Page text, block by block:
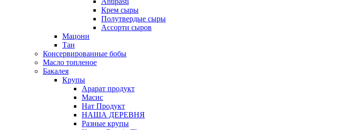
Крем сыры
Полутвердые сыры
Ассорти сыров
Мацони
Тан
Консервированные бобы
Масло топленое
Бакалея
Крупы
Арарат продукт
Масис
Нат Продукт
НАША ДЕРЕВНЯ
Разные крупы